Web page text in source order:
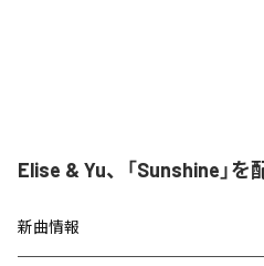
Elise & Yu、「Sunshine」を
新曲情報